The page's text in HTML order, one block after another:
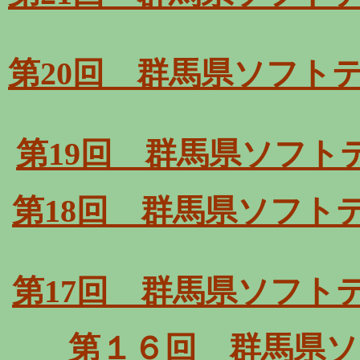
第20回 群馬県ソフト
第19回 群馬県ソフト
第18回 群馬県ソフト
第17回 群馬県ソフト
第１６回 群馬県